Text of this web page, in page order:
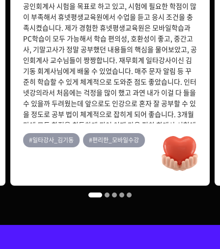
세법
150,000원
79,000원
다다익선
소비자심리학
150,000원
69,000원
연결회계
150,000원
119,000원
150,000원
79,000원
공인회계사 시험을 목표로 하고 있고, 시험에 필요한 학점이 많
이 부족해서 휴넷평생교육원에서 수업을 듣고 응시 조건을 충
족시켰습니다. 제가 경험한 휴넷평생교육원은 모바일학습과
PC학습이 모두 가능해서 학습 편의성, 호환성이 좋고, 중간고
사, 기말고사가 정말 공부했던 내용들의 핵심을 물어보았고, 공
인회계사 교수님들이 짱짱합니다. 재무회계 일타강사이신 김
기동 회계사님에게 배울 수 있었습니다. 매주 문자 알림 등 꾸
준히 학습할 수 있게 체계적으로 도와준 점도 좋았습니다. 인터
넷강의라서 처음에는 걱정을 많이 했고 과연 내가 이걸 다 들을
수 있을까 두려웠는데 앞으로도 인강으로 혼자 잘 공부할 수 있
을 정도로 공부 법이 체계적으로 잡히게 되어 좋습니다. 3개월
만에 모든 학점을 취득하게 되어 이제 마음 편히 회계사 시험에
몰두할 수 있게 되었습니다. 만약 당신이 cpa를 준비해야한
다? 그러면 주저하지말고 휴넷으로 오시길 강력추천 해드립니
#일타강사_김기동 #편리한_모바일수강